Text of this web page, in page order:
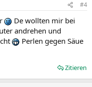
#4
De wollten mir bei
andrehen und
Perlen gegen Säue
Zitieren